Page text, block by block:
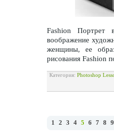
Fashion Портрет
воображение
женщины, ее
рисования Fashion
Категория: Photoshop
1 2 3 4 5 6 7 8 9